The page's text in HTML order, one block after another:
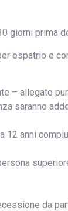
giorni prima
espatrio e
– allegato
saranno
12 anni
da